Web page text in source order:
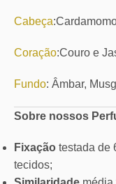
Cabeça
Coração:Couro e
Fundo: Âmbar,
Sobre nossos
Fixação testada de
tecidos;